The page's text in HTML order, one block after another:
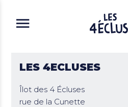
LES 4ECLUSES
Îlot des 4 Écluses
rue de la Cunette